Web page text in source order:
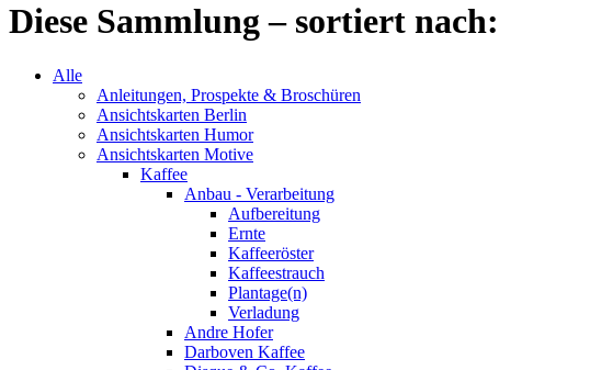
Diese Sammlung – sortiert nach:
Alle
Anleitungen, Prospekte & Broschüren
Ansichtskarten Berlin
Ansichtskarten Humor
Ansichtskarten Motive
Kaffee
Anbau - Verarbeitung
Aufbereitung
Ernte
Kaffeeröster
Kaffeestrauch
Plantage(n)
Verladung
Andre Hofer
Darboven Kaffee